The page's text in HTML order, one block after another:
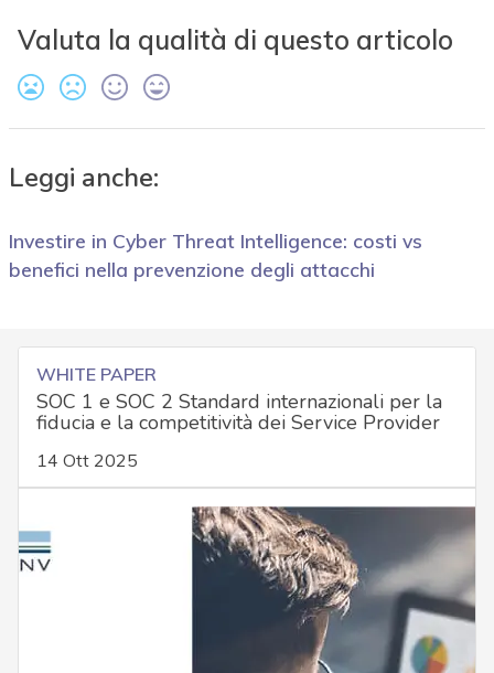
Valuta la qualità di questo articolo
Leggi anche:
Investire in Cyber Threat Intelligence: costi vs
benefici nella prevenzione degli attacchi
WHITE PAPER
SOC 1 e SOC 2 Standard internazionali per la
fiducia e la competitività dei Service Provider
14 Ott 2025